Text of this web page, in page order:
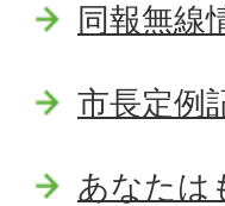
同報無線
市長定例
あなたは